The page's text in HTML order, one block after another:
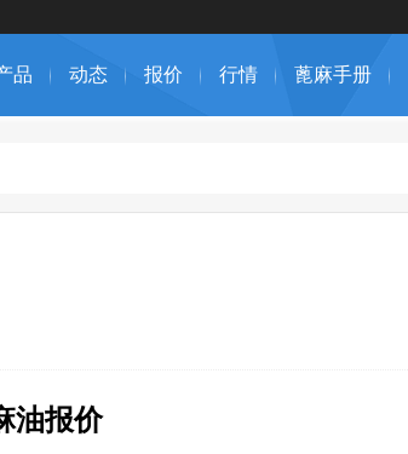
品 动态 报价 行情 蓖麻手册
油报价